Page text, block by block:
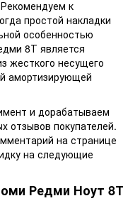
к
простой накладки
особенностью
8Т является
жесткого несущего
амортизирующей
и дорабатываем
отзывов покупателей.
на странице
на следующие
Редми Ноут 8Т